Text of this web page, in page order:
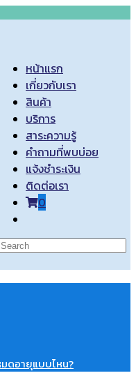
หน้าแรก
เกี่ยวกับเรา
สินค้า
บริการ
สาระความรู้
คำถามที่พบบ่อย
แจ้งชำระเงิน
ติดต่อเรา
0
website
search
ดอายุแบบไหน?